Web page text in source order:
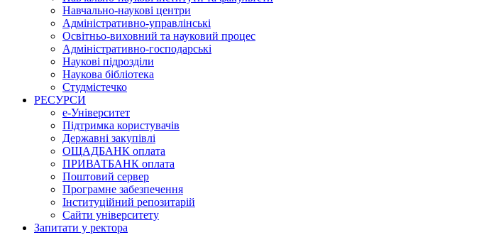
Навчально-наукові центри
Адміністративно-управлінські
Освітньо-виховний та науковий процес
Адміністративно-господарські
Наукові підрозділи
Наукова бібліотека
Студмістечко
РЕСУРСИ
е-Університет
Підтримка користувачів
Державні закупівлі
ОЩАДБАНК оплата
ПРИВАТБАНК оплата
Поштовий сервер
Програмне забезпечення
Інституційний репозитарій
Сайти університету
Запитати у ректора